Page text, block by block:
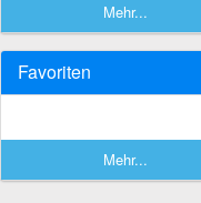
Mehr...
Favoriten
Mehr...